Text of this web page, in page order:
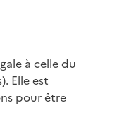
à celledu
Elle est
pourêtre